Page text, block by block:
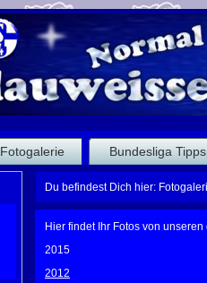
Fotogalerie Bundesliga
Du befindest Dich hier:
Hier findet Ihr Fotos von
2015
2012